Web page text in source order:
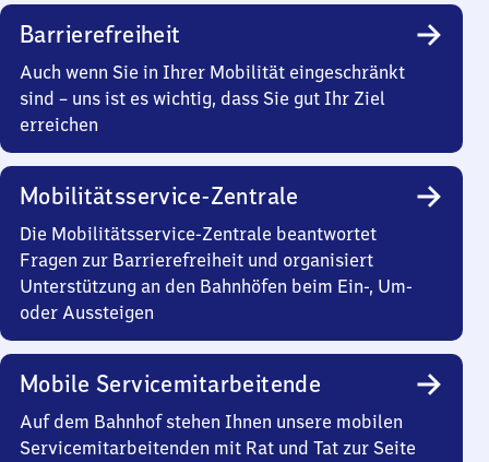
Barrierefreiheit
Auch wenn Sie in Ihrer Mobilität eingeschränkt
sind – uns ist es wichtig, dass Sie gut Ihr Ziel
erreichen
Mobilitätsservice-Zentrale
Die Mobilitätsservice-Zentrale beantwortet
Fragen zur Barrierefreiheit und organisiert
Unterstützung an den Bahnhöfen beim Ein-, Um-
oder Aussteigen
Mobile Servicemitarbeitende
Auf dem Bahnhof stehen Ihnen unsere mobilen
Servicemitarbeitenden mit Rat und Tat zur Seite